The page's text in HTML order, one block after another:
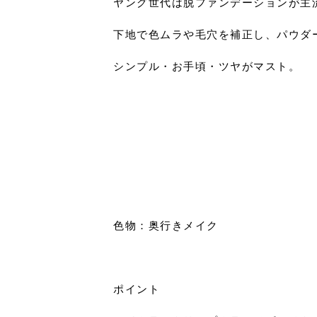
ヤング世代は脱ファンデーションが主
下地で色ムラや毛穴を補正し、パウダ
シンプル・お手頃・ツヤがマスト。
色物：奥行きメイク
ポイント